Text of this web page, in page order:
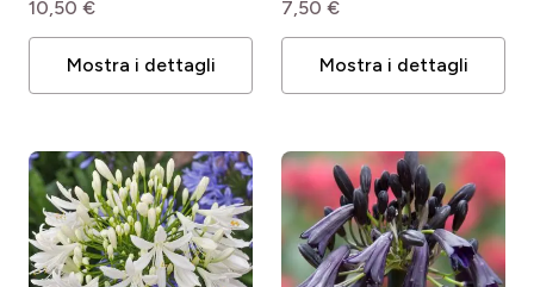
10,50 €
Mostra i dettagli
7,50 €
Mostra i dettagli